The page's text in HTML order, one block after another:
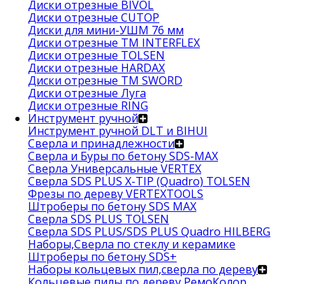
Диски отрезные BIVOL
Диски отрезные CUTOP
Диски для мини-УШМ 76 мм
Диски отрезные ТМ INTERFLEX
Диски отрезные TOLSEN
Диски отрезные HARDAX
Диски отрезные ТМ SWORD
Диски отрезные Луга
Диски отрезные RING
Инструмент ручной
Инструмент ручной DLT и BIHUI
Сверла и принадлежности
Сверла и Буры по бетону SDS-MAX
Сверла Универсальные VERTEX
Сверла SDS PLUS X-TIP (Quadro) TOLSEN
Фрезы по дереву VERTEXTOOLS
Штроберы по бетону SDS MAX
Сверла SDS PLUS TOLSEN
Сверла SDS PLUS/SDS PLUS Quadro HILBERG
Наборы,Сверла по стеклу и керамике
Штроберы по бетону SDS+
Наборы кольцевых пил,сверла по дереву